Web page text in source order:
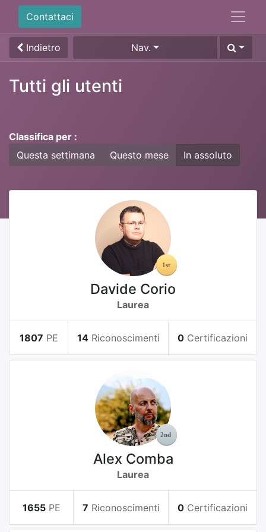
Contattaci
Indietro Nav.
Tutti gli utenti
Classifica per :
Questa settimana
Questo mese In assoluto
Davide Corio
Laurea
1807 PE 14 Riconoscimenti 0 Certificazioni
Alex Comba
Laurea
1655 PE 7 Riconoscimenti 0 Certificazioni